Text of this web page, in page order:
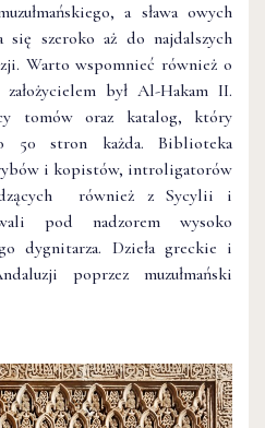
a sława owych
się szeroko aż do najdalszych
Warto wspomnieć również o
był Al-Hakam II.
tomów oraz katalog, który
50 stron każda. Biblioteka
i kopistów, introligatorów
również z Sycylii i
pod nadzorem wysoko
dygnitarza. Dzieła greckie i
poprzez muzułmański